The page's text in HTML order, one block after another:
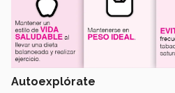
Autoexplórate